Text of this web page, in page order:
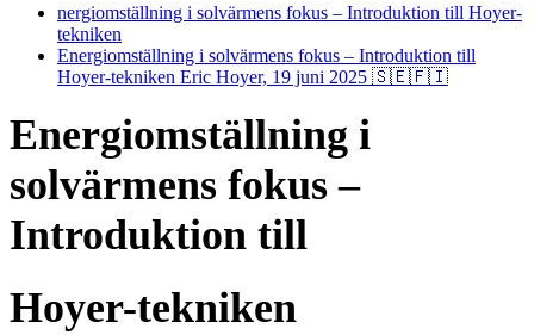
nergiomställning i solvärmens fokus – Introduktion till Hoyer-
tekniken
Energiomställning i solvärmens fokus – Introduktion till
Hoyer-tekniken Eric Hoyer, 19 juni 2025 🇸🇪🇫🇮
Energiomställning i
solvärmens fokus –
Introduktion till
Hoyer-tekniken